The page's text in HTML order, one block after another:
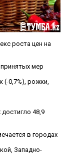
роста цен на
мер
(-0,7%), рожки,
48,9
в городах
Западно-